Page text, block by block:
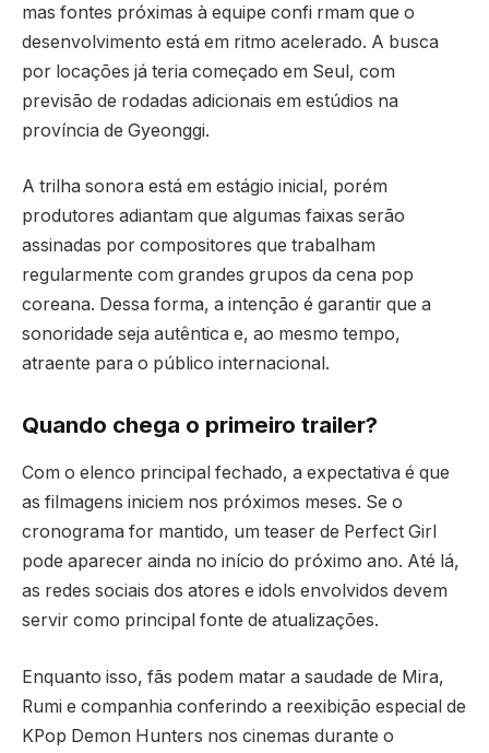
mas fontes próximas à equipe confi rmam que o
desenvolvimento está em ritmo acelerado. A busca
por locações já teria começado em Seul, com
previsão de rodadas adicionais em estúdios na
província de Gyeonggi.
A trilha sonora está em estágio inicial, porém
produtores adiantam que algumas faixas serão
assinadas por compositores que trabalham
regularmente com grandes grupos da cena pop
coreana. Dessa forma, a intenção é garantir que a
sonoridade seja autêntica e, ao mesmo tempo,
atraente para o público internacional.
Quando chega o primeiro trailer?
Com o elenco principal fechado, a expectativa é que
as filmagens iniciem nos próximos meses. Se o
cronograma for mantido, um teaser de Perfect Girl
pode aparecer ainda no início do próximo ano. Até lá,
as redes sociais dos atores e idols envolvidos devem
servir como principal fonte de atualizações.
Enquanto isso, fãs podem matar a saudade de Mira,
Rumi e companhia conferindo a reexibição especial de
KPop Demon Hunters nos cinemas durante o